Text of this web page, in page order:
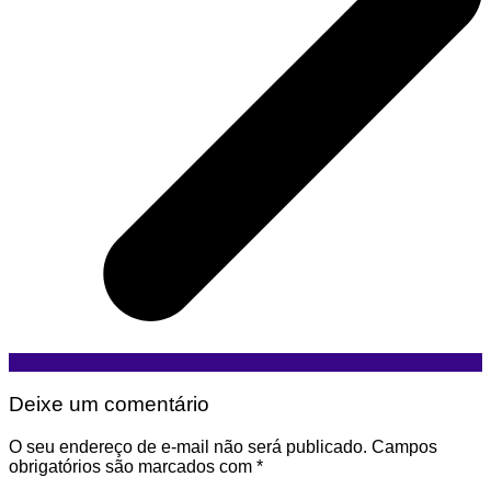
Deixe um comentário
O seu endereço de e-mail não será publicado. Campos
obrigatórios são marcados com *